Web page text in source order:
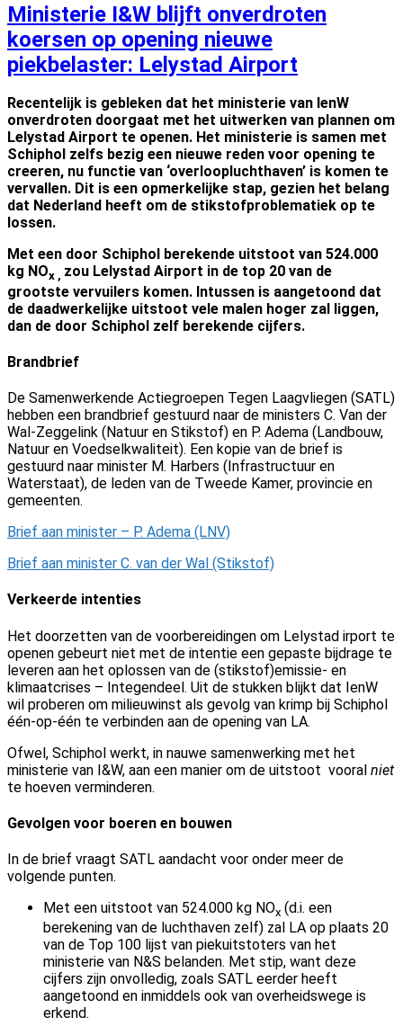
Ministerie I&W blijft onverdroten
koersen op opening nieuwe
piekbelaster: Lelystad Airport
Recentelijk is gebleken dat het ministerie van IenW
onverdroten doorgaat met het uitwerken van plannen om
Lelystad Airport te openen. Het ministerie is samen met
Schiphol zelfs bezig een nieuwe reden voor opening te
creeren, nu functie van ‘overloopluchthaven’ is komen te
vervallen. Dit is een opmerkelijke stap, gezien het belang
dat Nederland heeft om de stikstofproblematiek op te
lossen.
Met een door Schiphol berekende uitstoot van 524.000
kg NOx , zou Lelystad Airport in de top 20 van de
grootste vervuilers komen. Intussen is aangetoond dat
de daadwerkelijke uitstoot vele malen hoger zal liggen,
dan de door Schiphol zelf berekende cijfers.
Brandbrief
De Samenwerkende Actiegroepen Tegen Laagvliegen (SATL)
hebben een brandbrief gestuurd naar de ministers C. Van der
Wal-Zeggelink (Natuur en Stikstof) en P. Adema (Landbouw,
Natuur en Voedselkwaliteit). Een kopie van de brief is
gestuurd naar minister M. Harbers (Infrastructuur en
Waterstaat), de leden van de Tweede Kamer, provincie en
gemeenten.
Brief aan minister – P. Adema (LNV)
Brief aan minister C. van der Wal (Stikstof)
Verkeerde intenties
Het doorzetten van de voorbereidingen om Lelystad irport te
openen gebeurt niet met de intentie een gepaste bijdrage te
leveren aan het oplossen van de (stikstof)emissie- en
klimaatcrises – Integendeel. Uit de stukken blijkt dat IenW
wil proberen om milieuwinst als gevolg van krimp bij Schiphol
één-op-één te verbinden aan de opening van LA.
Ofwel, Schiphol werkt, in nauwe samenwerking met het
ministerie van I&W, aan een manier om de uitstoot vooral niet
te hoeven verminderen.
Gevolgen voor boeren en bouwen
In de brief vraagt SATL aandacht voor onder meer de
volgende punten.
Met een uitstoot van 524.000 kg NOx (d.i. een
berekening van de luchthaven zelf) zal LA op plaats 20
van de Top 100 lijst van piekuitstoters van het
ministerie van N&S belanden. Met stip, want deze
cijfers zijn onvolledig, zoals SATL eerder heeft
aangetoond en inmiddels ook van overheidswege is
erkend.